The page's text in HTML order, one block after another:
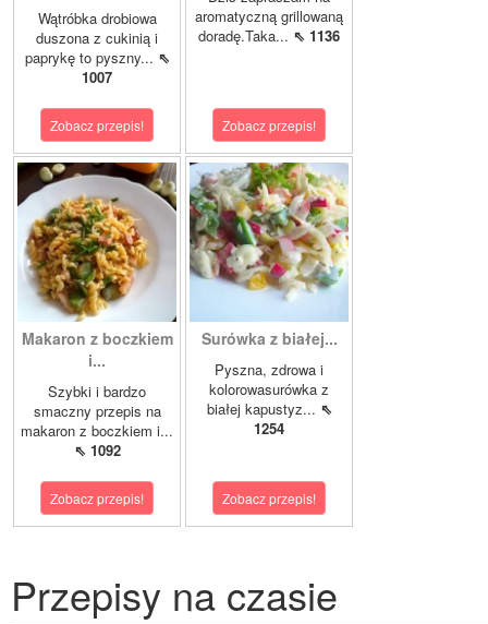
Wątróbka drobiowa
duszona z cukinią i
paprykę to pyszny... ⇖
1007
Zobacz przepis!
aromatyczną grillowaną
doradę.Taka... ⇖ 1136
Zobacz przepis!
Makaron z boczkiem
i...
Szybki i bardzo
smaczny przepis na
makaron z boczkiem i...
⇖ 1092
Zobacz przepis!
Surówka z białej...
Pyszna, zdrowa i
kolorowasurówka z
białej kapustyz... ⇖
1254
Zobacz przepis!
Przepisy na czasie